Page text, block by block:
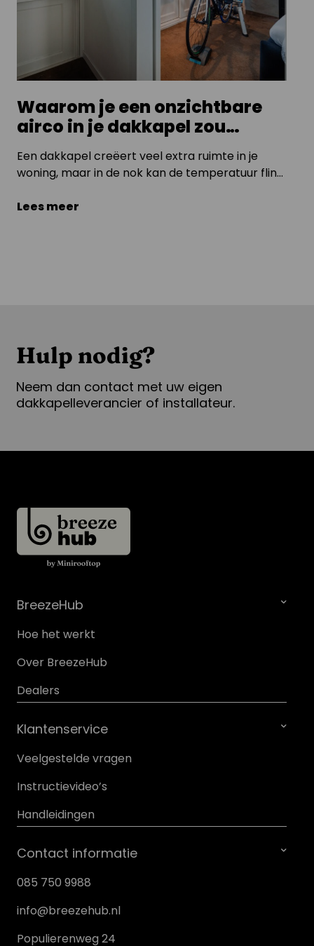
Waarom je een onzichtbare
airco in je dakkapel zou
moeten overwegen
Een dakkapel creëert veel extra ruimte in je
woning, maar in de nok kan de temperatuur flink
Lees meer
Hulp nodig?
Neem dan contact met uw eigen
dakkapelleverancier of installateur.
BreezeHub
Hoe het werkt
Over BreezeHub
Dealers
Klantenservice
Veelgestelde vragen
Instructievideo’s
Handleidingen
Contact informatie
085 750 9988
info@breezehub.nl
Populierenweg 24